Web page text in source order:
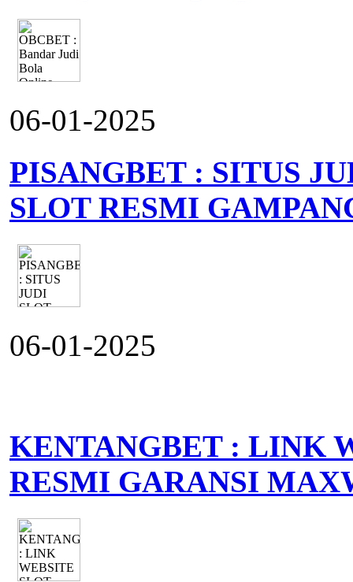
06-01-2025
PISANGBET : SITUS
SLOT RESMI
06-01-2025
KENTANGBET : LINK
RESMI GARANSI